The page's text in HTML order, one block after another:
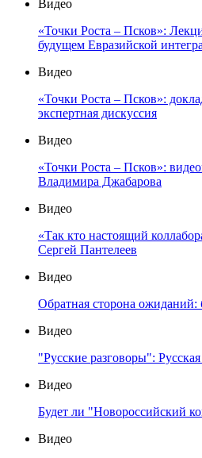
Видео
«Точки Роста – Псков»:
будущем Евразийской
Видео
«Точки Роста – Псков»:
экспертная дискуссия
Видео
«Точки Роста – Псков»:
Владимира Джабарова
Видео
«Так кто настоящий
Сергей Пантелеев
Видео
Обратная сторона
Видео
"Русские разговоры":
Видео
Будет ли "Новороссийский
Видео